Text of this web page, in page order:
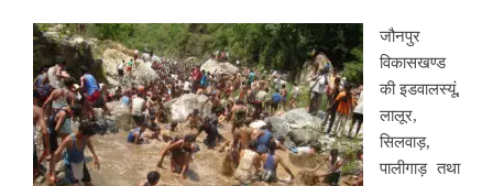
जौनपुर
विकासखण्ड
की इडवालस्यूं,
लालूर,
सिलवाड़,
पालीगाड़ तथा